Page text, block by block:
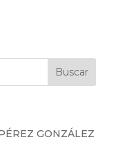
GONZÁLEZ